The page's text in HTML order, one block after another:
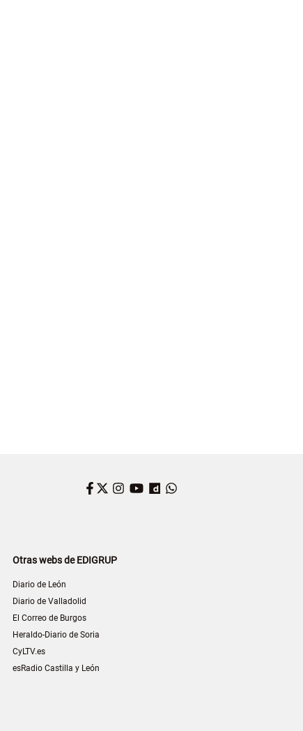
Facebook
Twitter
Instagram
YouTube
Dailymotion
Otras webs de EDIGRUP
Diario de León
Diario de Valladolid
El Correo de Burgos
Heraldo-Diario de Soria
CyLTV.es
esRadio Castilla y León